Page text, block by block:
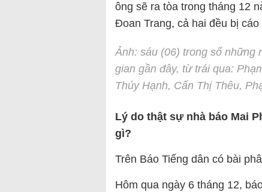
ông sẽ ra tòa trong tháng 12
Đoan Trang, cả hai đều bị cáo
Ảnh: sáu (06) trong số những
gian gần đây, từ trái qua:
Thúy Hạnh, Cấn Thị Thêu,
Lý do thật sự nhà báo Mai
gì?
Trên Báo Tiếng dân có bài
Hôm qua ngày 6 tháng 12,